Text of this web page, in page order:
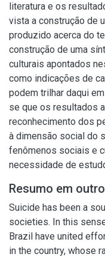
literatura e os
vista a construção de
produzido acerca do
construção de uma
culturais apontados
como indicações de
podem trilhar daqui
se que os resultados
reconhecimento dos
à dimensão social do
fenômenos sociais e
necessidade de
Resumo em
Suicide has been a
societies. In this
Brazil have united
in the country, whose